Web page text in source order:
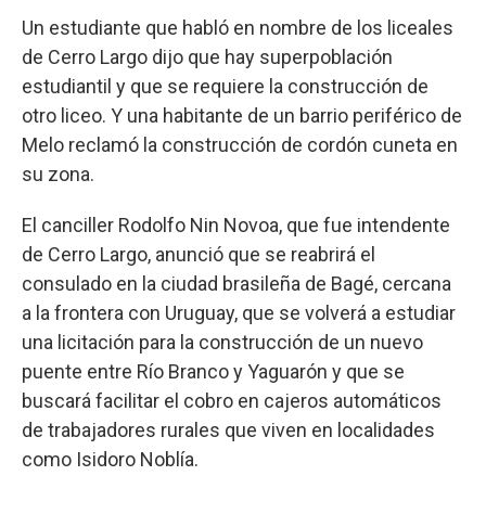
Un estudiante que habló en nombre de los liceales
de Cerro Largo dijo que hay superpoblación
estudiantil y que se requiere la construcción de
otro liceo. Y una habitante de un barrio periférico de
Melo reclamó la construcción de cordón cuneta en
su zona.
El canciller Rodolfo Nin Novoa, que fue intendente
de Cerro Largo, anunció que se reabrirá el
consulado en la ciudad brasileña de Bagé, cercana
a la frontera con Uruguay, que se volverá a estudiar
una licitación para la construcción de un nuevo
puente entre Río Branco y Yaguarón y que se
buscará facilitar el cobro en cajeros automáticos
de trabajadores rurales que viven en localidades
como Isidoro Noblía.